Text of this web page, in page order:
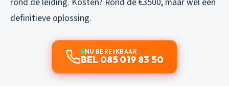
definitieve oplossing.
NU BEREIKBAAR
BEL 085 019 83 50